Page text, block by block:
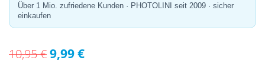
Über 1 Mio. zufriedene Kunden · PHOTOLINI seit 2009 · sicher
einkaufen
10,95 €9,99 €